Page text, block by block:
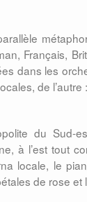
Français,
dans les
de l’autre :
du Sud-
à l’est tout
locale, le
de rose